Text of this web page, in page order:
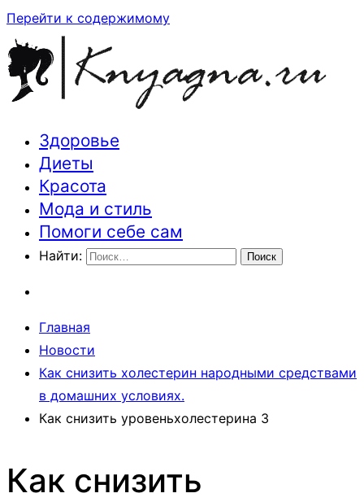
Перейти к содержимому
Траектория здоровья и красоты
Здоровье
Диеты
Красота
Мода и стиль
Помоги себе сам
Найти:
Главная
Новости
Как снизить холестерин народными средствами
в домашних условиях.
Как снизить уровеньхолестерина 3
Как снизить